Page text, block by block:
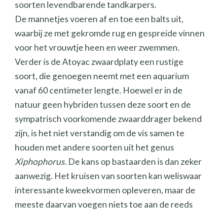
soorten levendbarende tandkarpers.
De mannetjes voeren af en toe een balts uit,
waarbij ze met gekromde rug en gespreide vinnen
voor het vrouwtje heen en weer zwemmen.
Verder is de Atoyac zwaardplaty een rustige
soort, die genoegen neemt met een aquarium
vanaf 60 centimeter lengte. Hoewel er in de
natuur geen hybriden tussen deze soort en de
sympatrisch voorkomende zwaarddrager bekend
zijn, is het niet verstandig om de vis samen te
houden met andere soorten uit het genus
Xiphophorus. De kans op bastaarden is dan zeker
aanwezig. Het kruisen van soorten kan weliswaar
interessante kweekvormen opleveren, maar de
meeste daarvan voegen niets toe aan de reeds